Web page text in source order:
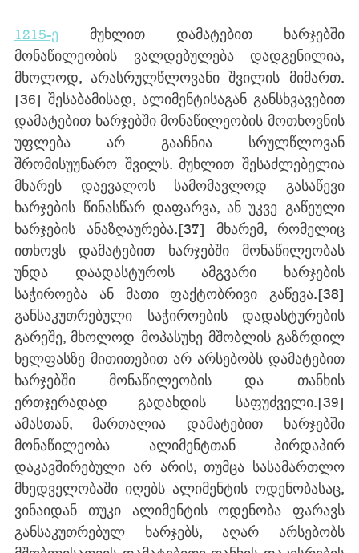
1215-ე მუხლით დამატებით ხარჯებში
მონაწილეობის ვალდებულება დადგენილია,
მხოლოდ, არასრულწლოვანი შვილის მიმართ.
[36] შესაბამისად, ალიმენტისაგან განსხვავებით
დამატებით ხარჯებში მონაწილეობის მოთხოვნის
უფლება არ გააჩნია სრულწლოვან
შრომისუუნარო შვილს. მუხლით შესაძლებელია
მხარეს დაევალოს სამომავლოდ გასაწევი
ხარჯების წინასწარ დაფარვა, ან უკვე გაწეული
ხარჯების ანაზღაურება.[37] მხარემ, რომელიც
ითხოვს დამატებით ხარჯებში მონაწილეობას
უნდა დაადასტუროს ამგვარი ხარჯების
საჭიროება ან მათი ფაქტობრივი გაწევა.[38]
განსაკუთრებული საჭიროების დადასტურების
გარეშე, მხოლოდ მოპასუხე მშობლის გაზრდილ
ხელფასზე მითითებით არ არსებობს დამატებით
ხარჯებში მონაწილეობის და თანხის
ერთჯერადად გადახდის საფუძველი.[39]
ამასთან, მართალია დამატებით ხარჯებში
მონაწილეობა ალიმენტთან პირდაპირ
დაკავშირებული არ არის, თუმცა სასამართლო
მხედველობაში იღებს ალიმენტის ოდენობასაც,
ვინაიდან თუკი ალიმენტის ოდენობა ფარავს
განსაკუთრებულ ხარჯებს, აღარ არსებობს